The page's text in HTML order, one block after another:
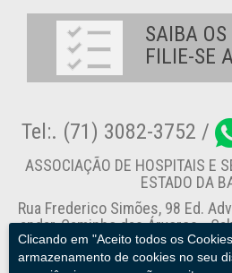
Clicando em "Aceito todos os
armazenamento de cookies no seu
SAIBA OS
FILIE-SE
Tel:. (71) 3082-3752 /
ASSOCIAÇÃO DE HOSPITAIS E
ESTADO DA
Rua Frederico Simões, 98 Ed.
andar, Caminho das Árvores -
774